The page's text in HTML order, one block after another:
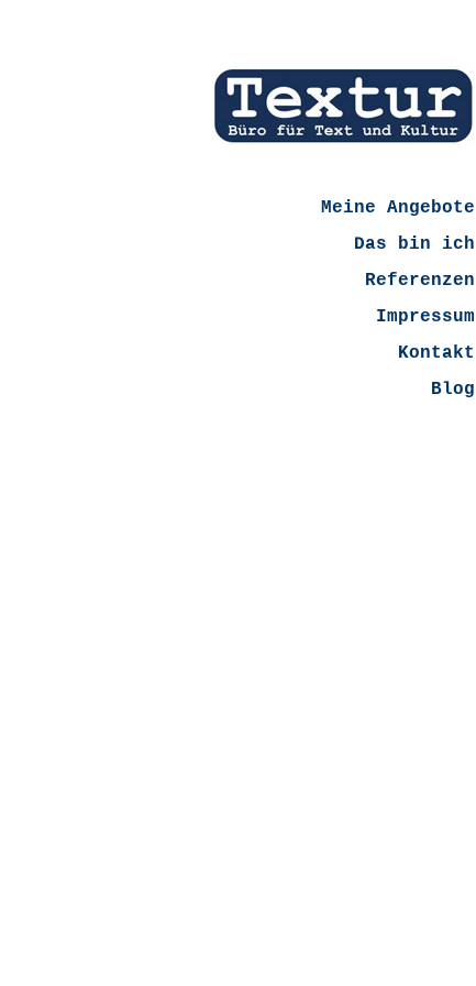
Meine Angebote
Das bin ich
Referenzen
Impressum
Kontakt
Blog